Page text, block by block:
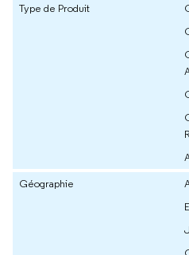
Type de Produit
Géographie